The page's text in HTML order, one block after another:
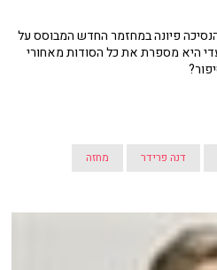
פיונה במחזמר החדש המבוסס על
היא מספרת את כל הסודות מאחורי
דנה פרידר מחזה